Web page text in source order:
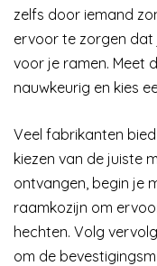
zelfs door iemand
ervoor te zorgen dat
voor je ramen. Meet
nauwkeurig en kies
Veel fabrikanten
kiezen van de juiste
ontvangen, begin je
raamkozijn om
hechten. Volg
om de